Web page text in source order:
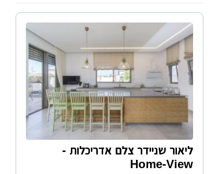
ליאור שניידר צלם אדריכלות -
Home-View